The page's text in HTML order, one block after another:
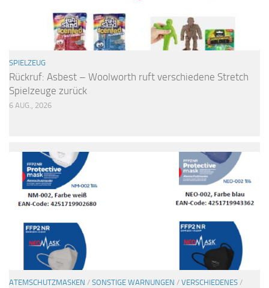
SPIELZEUG
Rückruf: Asbest – Woolworth ruft verschiedene Stretch
Spielzeuge zurück
6 AUG., 2026
ATEMSCHUTZMASKEN / SONSTIGE WARNUNGEN / VERSCHIEDENES /